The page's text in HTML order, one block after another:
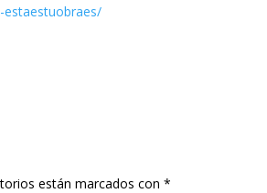
están marcados con*